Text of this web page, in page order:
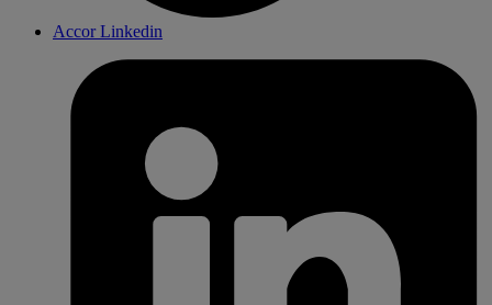
Accor Linkedin